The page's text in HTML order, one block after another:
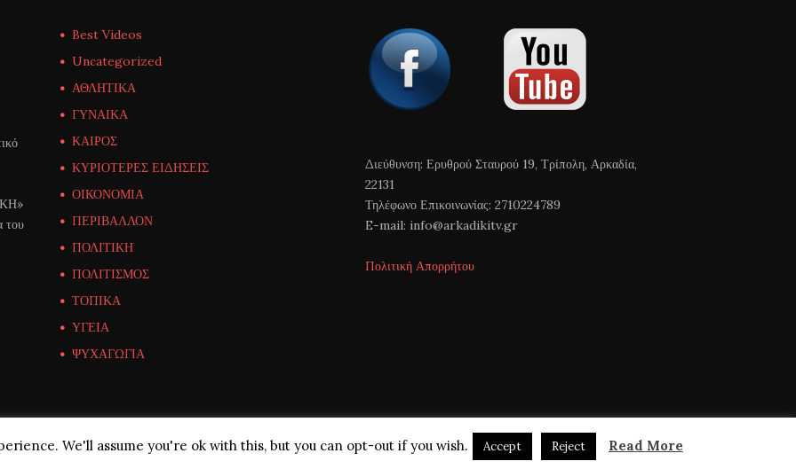
του
Best Videos
Uncategorized
ΑΘΛΗΤΙΚΑ
ΓΥΝΑΙΚΑ
ΚΑΙΡΟΣ
ΚΥΡΙΟΤΕΡΕΣ ΕΙΔΗΣΕΙΣ
ΟΙΚΟΝΟΜΙΑ
ΠΕΡΙΒΑΛΛΟΝ
ΠΟΛΙΤΙΚΗ
ΠΟΛΙΤΙΣΜΟΣ
ΤΟΠΙΚΑ
ΥΓΕΙΑ
ΨΥΧΑΓΩΓΙΑ
Διεύθυνση: Ερυθρού Σταυρού 19, Τρίπολη, Αρκαδία,
22131
Τηλέφωνο Επικοινωνίας: 2710224789
E-mail: info@arkadikitv.gr
Πολιτική Απορρήτου
We'll assume you're ok with this, but you can opt-out if you wish. Accept Reject Read More